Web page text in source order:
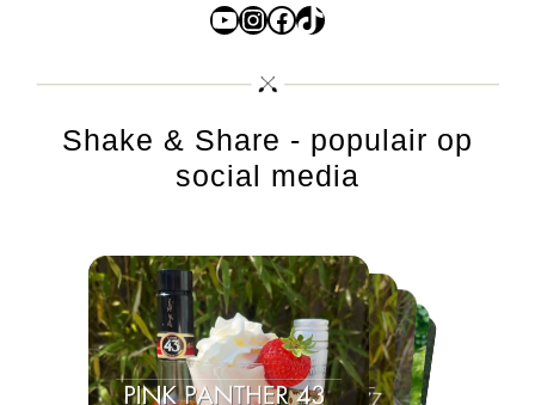
YouTube
Instagram
Facebook
TikTok
Shake & Share - populair op
social media